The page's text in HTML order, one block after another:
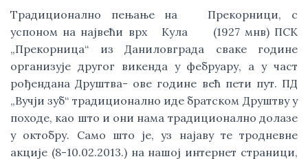
Традиционално пењање на Прекорници, с
успоном на највећи врх Кула (1927 мнв) ПСК
„Прекорница“ из Даниловграда сваке године
организује другог викенда у фебруару, а у част
рођендана Друштва- ове године већ пети пут. ПД
„Вучји зуб“ традиционално иде братском Друштву у
походе, као што и они нама традиционално долазе
у октобру. Само што је, уз најаву те тродневне
акције (8-10.02.2013.) на нашој интернет страници,